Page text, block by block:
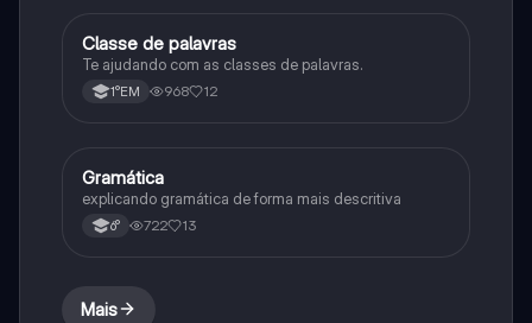
Português
Classe de palavras
Te ajudando com as classes de palavras.
1°EM 968 12
Português
Gramática
explicando gramática de forma mais descritiva
6° 722 13
Mais